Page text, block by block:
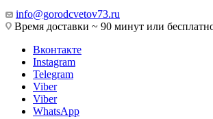
info@gorodcvetov73.ru
Время доставки ~ 90 минут или
Вконтакте
Instagram
Telegram
Viber
Viber
WhatsApp